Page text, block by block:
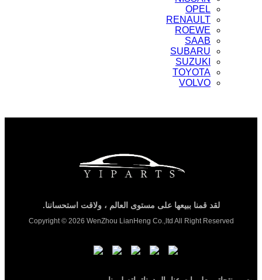
OPEL
RENAULT
ROEWE
SAAB
SUBARU
SUZUKI
TOYOTA
VOLVO
لقد قمنا ببيعها على مستوى العالم ، ولاقت استحساننا.
Copyright © 2026 WenZhou LianHeng Co.,ltd All Right Reserved